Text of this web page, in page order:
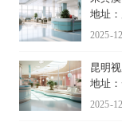
地址
2025-
昆明
地址
2025-